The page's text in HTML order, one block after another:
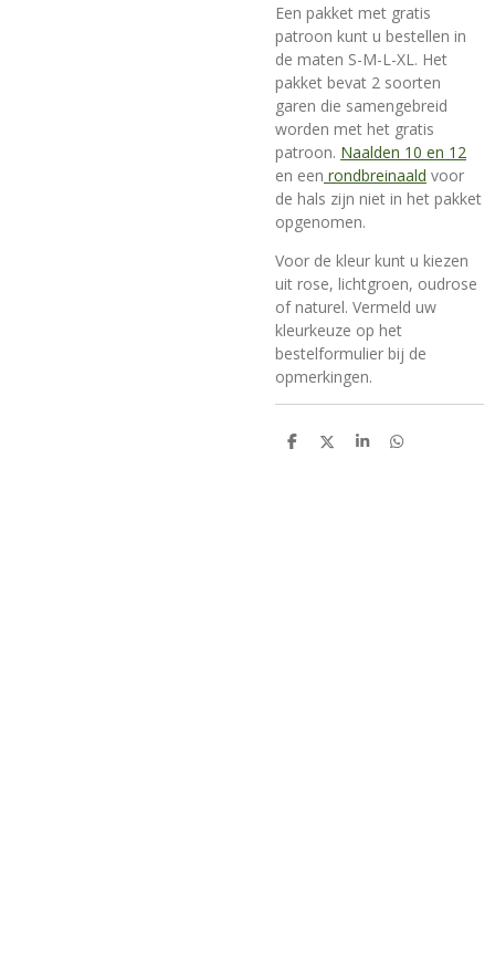
Een pakket met gratis
patroon kunt u bestellen in
de maten S-M-L-XL. Het
pakket bevat 2 soorten
garen die samengebreid
worden met het gratis
patroon. Naalden 10 en 12
en een rondbreinaald voor
de hals zijn niet in het pakket
opgenomen.
Voor de kleur kunt u kiezen
uit rose, lichtgroen, oudrose
of naturel. Vermeld uw
kleurkeuze op het
bestelformulier bij de
opmerkingen.
D
D
S
D